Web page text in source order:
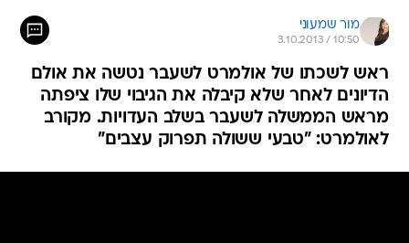
מור שמעוני
3.10.2013 / 10:50
ראש לשכתו של אולמרט לשעבר נטשה את אולם
הדיונים לאחר שלא קיבלה את הגיבוי שלו ציפתה
מראש הממשלה לשעבר בשלב העדויות. מקורב
לאולמרט: "טבעי ששולה תפרוק עצבים"